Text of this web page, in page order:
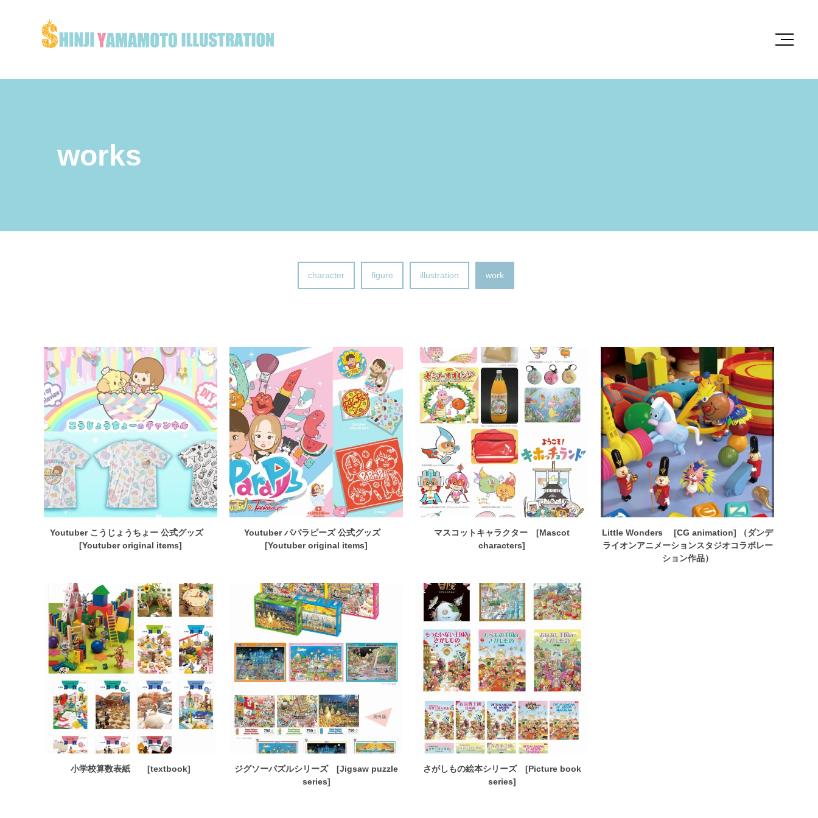
works
character figure illustration work
Youtuber こうじょうちょー 公式グッズ
[Youtuber original items]
Youtuber パパラピーズ 公式グッズ
[Youtuber original items]
マスコットキャラクター [Mascot
characters]
Little Wonders [CG animation] （ダンデ
ライオンアニメーションスタジオコラボレー
ション作品）
小学校算数表紙 [textbook]
ジグソーパズルシリーズ [Jigsaw puzzle
series]
さがしもの絵本シリーズ [Picture book
series]